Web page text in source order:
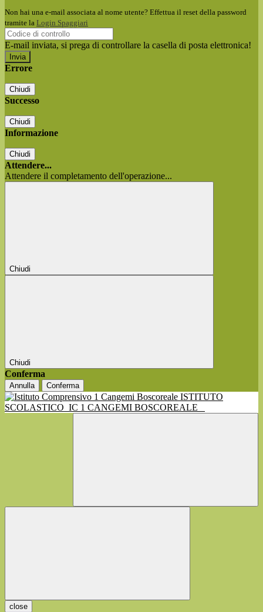
Non hai una e-mail associata al nome utente? Effettua il reset della password
tramite la Login Spaggiari
E-mail inviata, si prega di controllare la casella di posta elettronica!
Errore
Chiudi
Successo
Chiudi
Informazione
Chiudi
Attendere...
Attendere il completamento dell'operazione...
Chiudi
Chiudi
Conferma
Annulla Conferma
ISTITUTO
SCOLASTICO IC 1 CANGEMI BOSCOREALE
close